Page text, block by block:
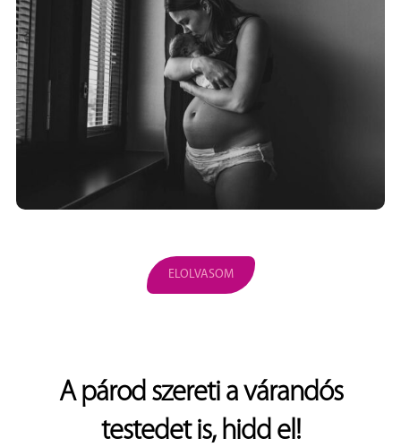
ELOLVASOM
A párod szereti a várandós
testedet is, hidd el!